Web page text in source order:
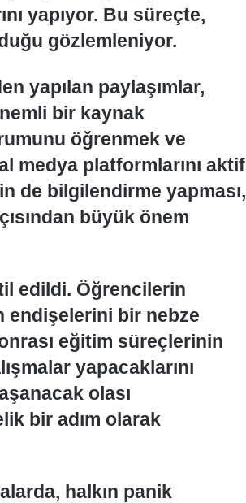
yapıyor. Bu süreçte,
gözlemleniyor.
yapılan paylaşımlar,
bir kaynak
öğrenmek ve
medya platformlarını aktif
de bilgilendirme yapması,
büyük önem
edildi. Öğrencilerin
endişelerini bir nebze
eğitim süreçlerinin
yapacaklarını
olası
bir adım olarak
halkın panik